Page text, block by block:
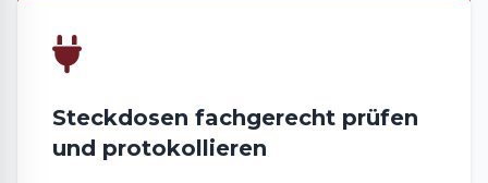
Steckdosen fachgerecht prüfen
und protokollieren